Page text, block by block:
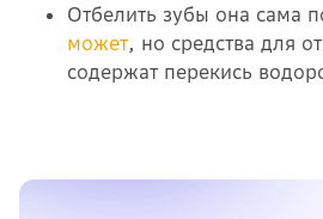
Отбелить зубы она сама
может, но средства для
содержат перекись